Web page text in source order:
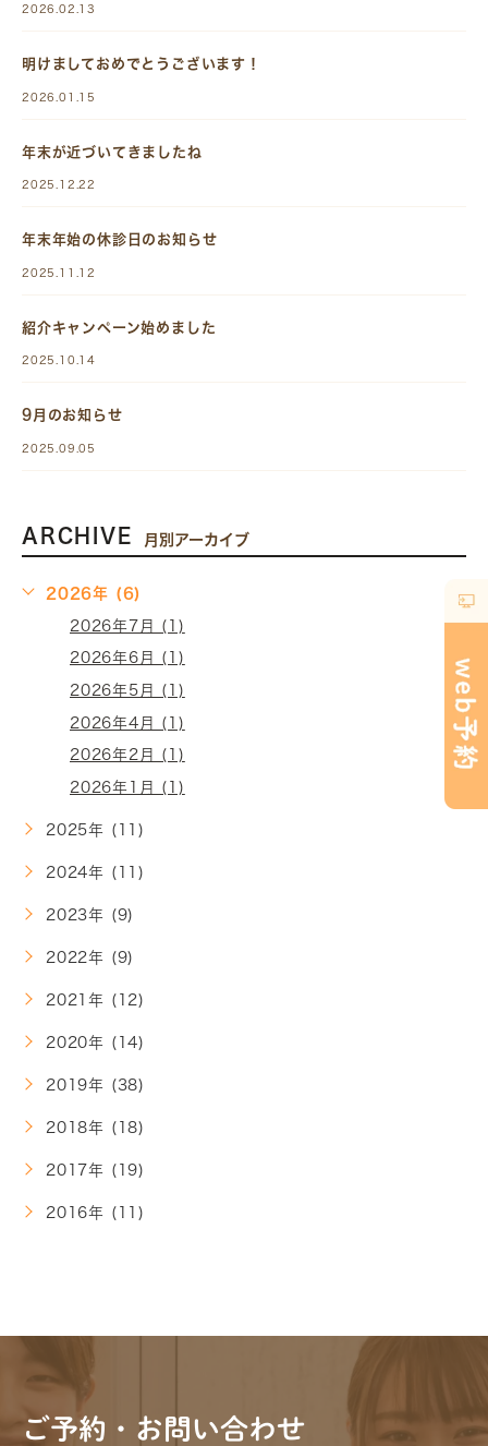
2026.02.13
明けましておめでとうございます！
2026.01.15
年末が近づいてきましたね
2025.12.22
年末年始の休診日のお知らせ
2025.11.12
紹介キャンペーン始めました
2025.10.14
9月のお知らせ
2025.09.05
ARCHIVE 月別アーカイブ
2026年 (6)
2026年7月 (1)
2026年6月 (1)
2026年5月 (1)
2026年4月 (1)
2026年2月 (1)
2026年1月 (1)
2025年 (11)
2024年 (11)
2023年 (9)
2022年 (9)
2021年 (12)
2020年 (14)
2019年 (38)
2018年 (18)
2017年 (19)
2016年 (11)
ご予約・お問い合わせ